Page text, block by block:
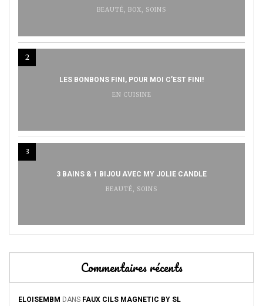
BEAUTÉ, BOX, SOINS
2
LES BONBONS FINI, POUR MOI C’EST FINI!
EN CUISINE
3
3 BAINS & 1 BIJOU AVEC MY JOLIE CANDLE
BEAUTÉ, SOINS
Commentaires récents
ELOISEMBM DANS FAUX CILS MAGNETIC BY SL